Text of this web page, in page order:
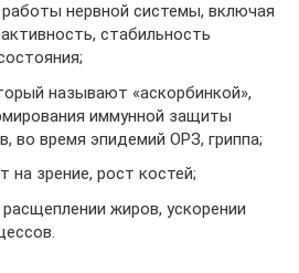
нервной системы, включая
стабильность
называют «аскорбинкой»,
иммунной защиты
во время эпидемий ОРЗ, гриппа;
на зрение, рост костей;
жиров, ускорении